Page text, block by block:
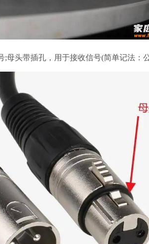
头带插孔，用于接收信号(简单记法：